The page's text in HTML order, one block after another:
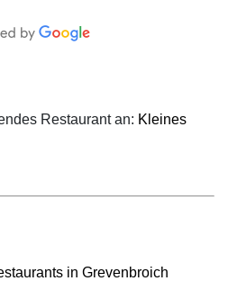
Restaurant an: Kleines
in Grevenbroich